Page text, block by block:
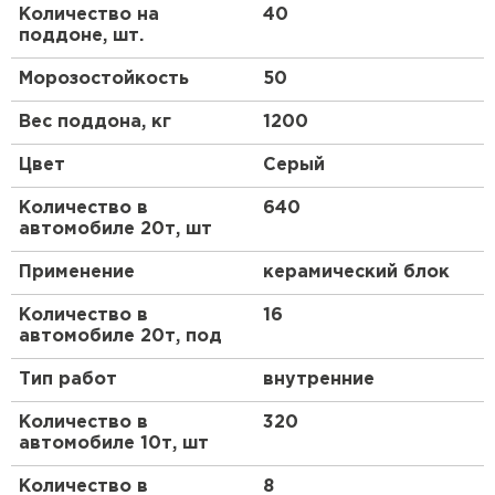
различных климатических условиях.
Преимущества
Энергоэффективность
Этот раствор значительно снижает
теплопроводность швов, что позволяет сохранять
тепло внутри помещений зимой и прохладу летом.
Благодаря специальным добавкам, он
предотвращает образование мостиков холода,
способствуя экономии на отоплении до 20-30%.
Простота в работе
Смесь легко замешивается и наносится, не
требует специального оборудования. Она имеет
оптимальную консистенцию, которая не
растекается и позволяет быстро формировать
ровные швы, сокращая время на строительство.
Количество на
поддоне, шт.
40
Морозостойкость 50
Вес поддона, кг 1200
Цвет Серый
Количество в
автомобиле 20т, шт
640
Применение керамический блок
Количество в
автомобиле 20т, под
16
Тип работ внутренние
Количество в
автомобиле 10т, шт
320
Количество в
8